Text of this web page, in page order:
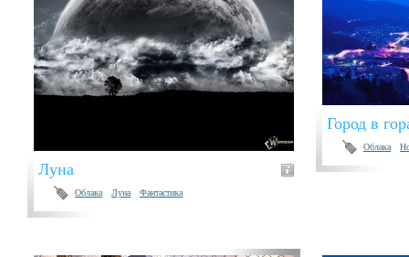
Луна
Облака Луна Фантастика
Город в
Облака